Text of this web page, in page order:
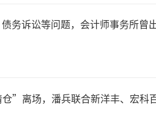
务诉讼等问题，会计师事务所曾
”离场，潘兵联合新洋丰、宏科